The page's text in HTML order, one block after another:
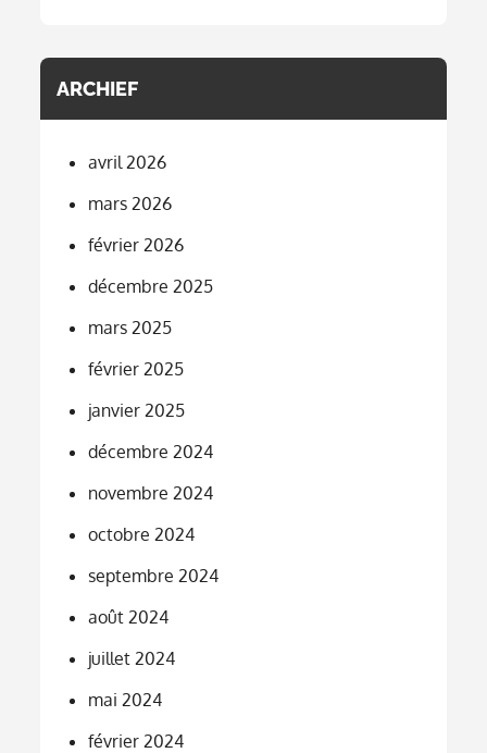
ARCHIEF
avril 2026
mars 2026
février 2026
décembre 2025
mars 2025
février 2025
janvier 2025
décembre 2024
novembre 2024
octobre 2024
septembre 2024
août 2024
juillet 2024
mai 2024
février 2024